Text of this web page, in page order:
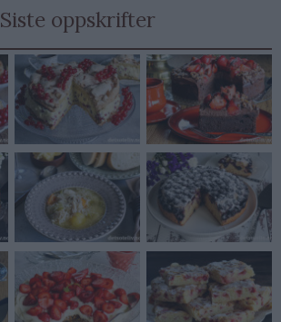
Siste oppskrifter